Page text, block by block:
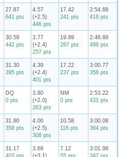
27.87
641 pts
4.57
(+2.5)
446 pts
17.42
241 pts
2:54.68
416 pts
30.59
442 pts
3.77
(+2.4)
257 pts
19.89
287 pts
2:46.89
496 pts
31.30
395 pts
4.39
(+2.4)
401 pts
17.22
237 pts
3:00.77
358 pts
DQ
0 pts
3.80
(+2.0)
263 pts
NM
0 pts
2:53.22
431 pts
31.90
358 pts
4.00
(+2.5)
308 pts
10.58
116 pts
3:00.08
364 pts
31.17
403 pts
3.69
(+3.1)
7.12
55 pts
3:01.98
347 pts